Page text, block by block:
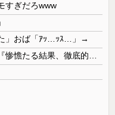
すぎだろwww
」おば「ｱｯ…ｯｽ…」→